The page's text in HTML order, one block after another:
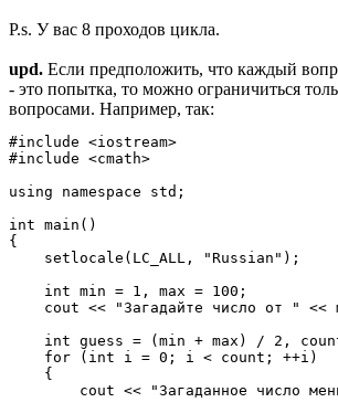
P.s. У вас 8 проходов цикла.
upd. Если предположить, что каждый
- это попытка, то можно ограничиться
вопросами. Например, так:
#include <iostream>
#include <cmath>
using namespace std;
int main()
{
    setlocale(LC_ALL, "Russian");
    int min = 1, max = 100;
cout << "Загадайте число от " <<
int guess = (min + max) / 2,
    for (int i = 0; i < count; ++i)
    {
cout << "Загаданное число